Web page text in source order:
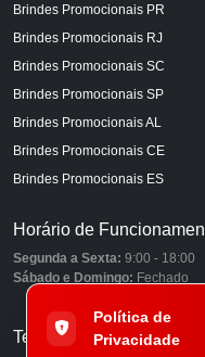
Brindes Promocionais PR
Brindes Promocionais RJ
Brindes Promocionais SC
Brindes Promocionais SP
Brindes Promocionais AL
Brindes Promocionais CE
Brindes Promocionais ES
Horário de
Segunda a Sexta: 9:00 - 18:00
Sábado e Domingo: Fechado
Telefones
Política de
Privacidade